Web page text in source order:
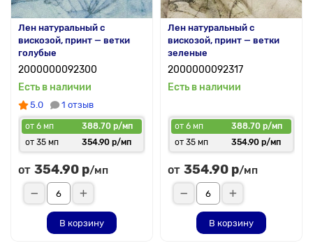
Лен натуральный с
вискозой, принт — ветки
голубые
2000000092300
Есть в наличии
5.0 1 отзыв
от 6 мп
388.70 р/мп
от 35 мп
354.90 р/мп
от 354.90 р/мп
В корзину
Лен натуральный с
вискозой, принт — ветки
зеленые
2000000092317
Есть в наличии
от 6 мп
388.70 р/мп
от 35 мп
354.90 р/мп
от 354.90 р/мп
В корзину